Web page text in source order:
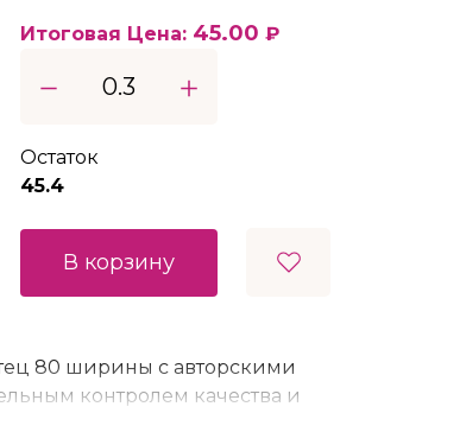
Итоговая Цена: 45.00 ₽
Остаток
45.4
В корзину
80 ширины с авторскими
контролем качества и